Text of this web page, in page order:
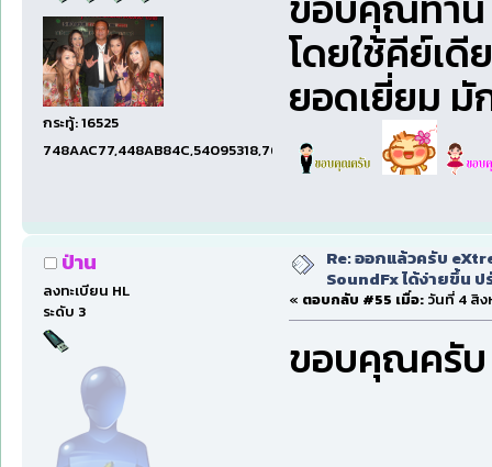
กระทู้: 16525
748AAC77,448AB84C,54095318,7660DAE5,97606B15,47C5E
โดยใช้คีย์เดี
ยอดเยี่ยม มั
ป่าน
ลงทะเบียน HL
ระดับ 3
Re: ออกแล้วครับ
SoundFx ได้ง่ายขึ้น
« ตอบกลับ #55 เมื่อ: วันที่ 4 สิง
ขอบคุณครับ